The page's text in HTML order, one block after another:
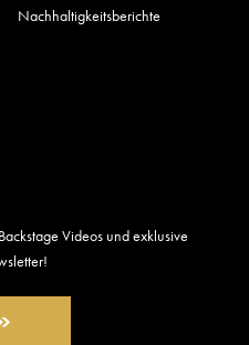
Nachhaltigkeitsberichte
Videos und exklusive